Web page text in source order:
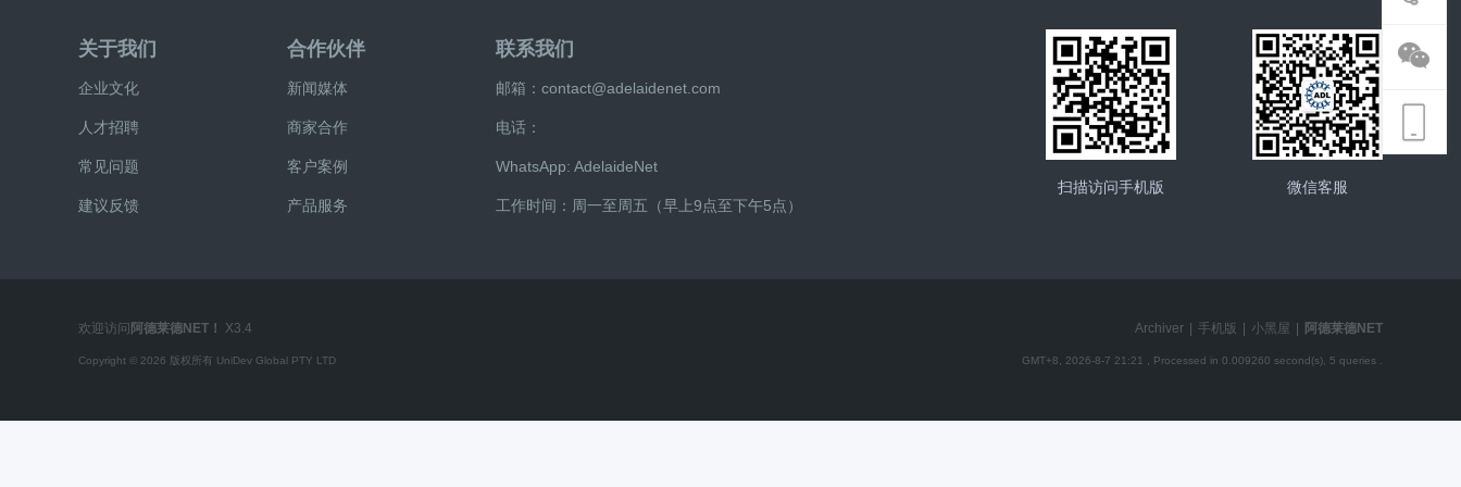
关于我们
企业文化
人才招聘
常见问题
建议反馈
合作伙伴
新闻媒体
商家合作
客户案例
产品服务
联系我们
邮箱：contact@adelaidenet.com
电话：
WhatsApp: AdelaideNet
工作时间：周一至周五（早上9点至下午5点）
微信客服
扫描访问手机版
Archiver 手机版 小黑屋 阿德莱德NET
GMT+8, 2026-8-7 21:21 , Processed in 0.009260 second(s), 5 queries .
欢迎访问 阿德莱德NET X3.4
Copyright © 2026 版权所有 UniDev Global PTY LTD